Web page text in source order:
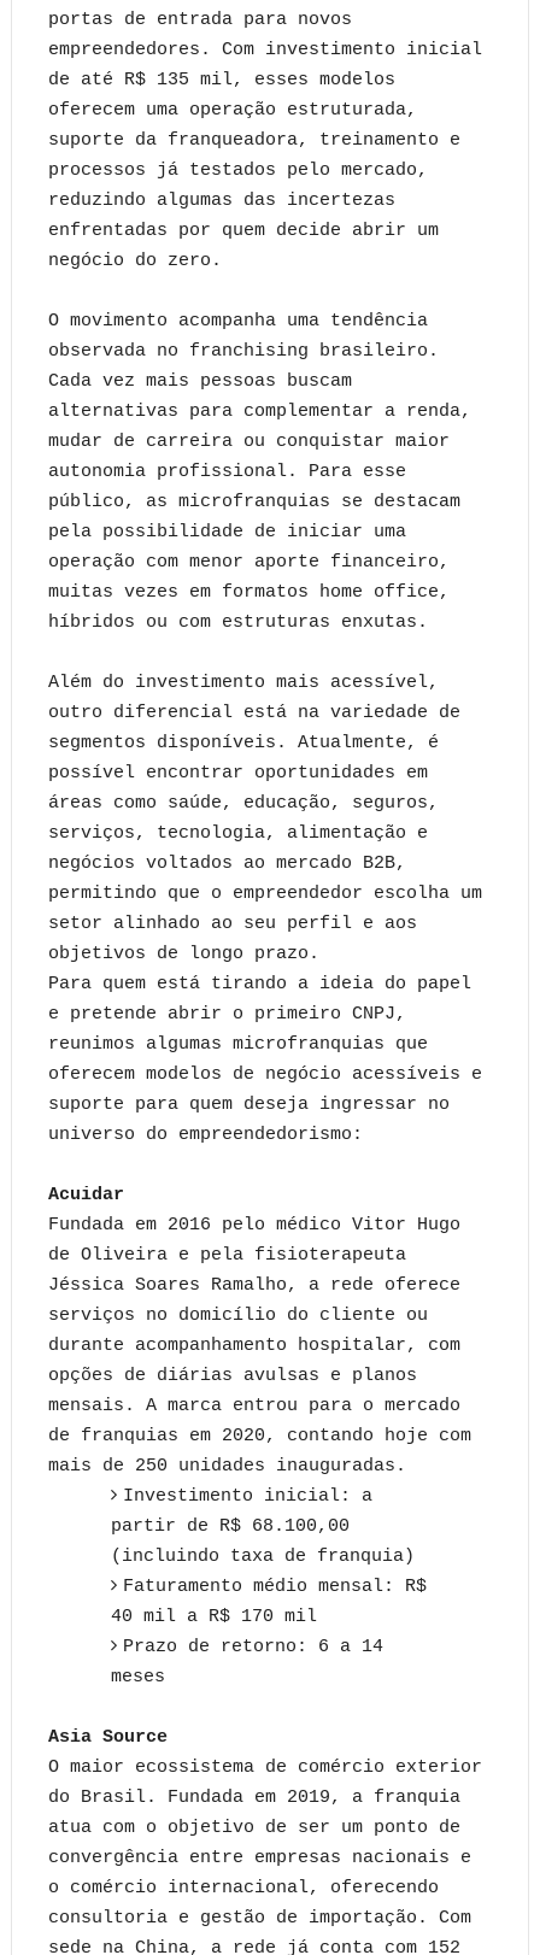
portas de entrada para novos
empreendedores. Com investimento inicial
de até R$ 135 mil, esses modelos
oferecem uma operação estruturada,
suporte da franqueadora, treinamento e
processos já testados pelo mercado,
reduzindo algumas das incertezas
enfrentadas por quem decide abrir um
negócio do zero.
O movimento acompanha uma tendência
observada no franchising brasileiro.
Cada vez mais pessoas buscam
alternativas para complementar a renda,
mudar de carreira ou conquistar maior
autonomia profissional. Para esse
público, as microfranquias se destacam
pela possibilidade de iniciar uma
operação com menor aporte financeiro,
muitas vezes em formatos home office,
híbridos ou com estruturas enxutas.
Além do investimento mais acessível,
outro diferencial está na variedade de
segmentos disponíveis. Atualmente, é
possível encontrar oportunidades em
áreas como saúde, educação, seguros,
serviços, tecnologia, alimentação e
negócios voltados ao mercado B2B,
permitindo que o empreendedor escolha um
setor alinhado ao seu perfil e aos
objetivos de longo prazo.
Para quem está tirando a ideia do papel
e pretende abrir o primeiro CNPJ,
reunimos algumas microfranquias que
oferecem modelos de negócio acessíveis e
suporte para quem deseja ingressar no
universo do empreendedorismo:
Acuidar
Fundada em 2016 pelo médico Vitor Hugo
de Oliveira e pela fisioterapeuta
Jéssica Soares Ramalho, a rede oferece
serviços no domicílio do cliente ou
durante acompanhamento hospitalar, com
opções de diárias avulsas e planos
mensais. A marca entrou para o mercado
de franquias em 2020, contando hoje com
mais de 250 unidades inauguradas.
Investimento inicial: a
partir de R$ 68.100,00
(incluindo taxa de franquia)
Faturamento médio mensal: R$
40 mil a R$ 170 mil
Prazo de retorno: 6 a 14
meses
Asia Source
O maior ecossistema de comércio exterior
do Brasil. Fundada em 2019, a franquia
atua com o objetivo de ser um ponto de
convergência entre empresas nacionais e
o comércio internacional, oferecendo
consultoria e gestão de importação. Com
sede na China, a rede já conta com 152